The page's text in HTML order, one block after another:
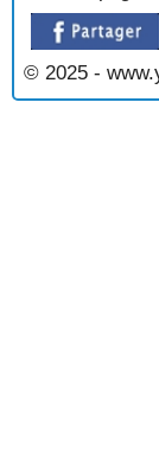
HOMARD AU
HOMARD
© 2025 -